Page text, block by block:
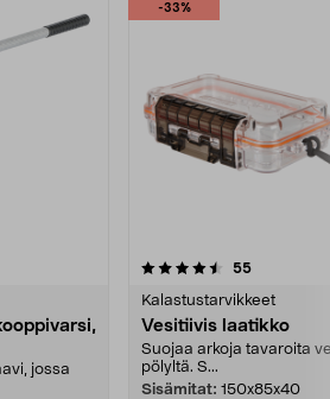
jossa
-33%
55arvostelut
Kalastustarvikkeet
Vesitiivis laatikko
Suojaa arkoja tavaroita
pölyltä. S...
Sisämitat: 150x85x40
4.5 viidestä